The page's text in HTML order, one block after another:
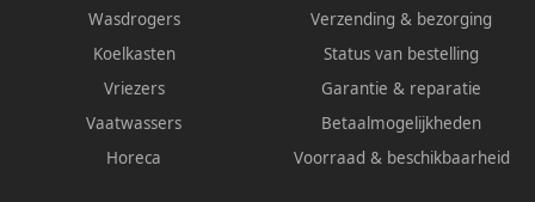
Wasdrogers
Koelkasten
Vriezers
Vaatwassers
Horeca
Verzending & bezorging
Status van bestelling
Garantie & reparatie
Betaalmogelijkheden
Voorraad & beschikbaarheid